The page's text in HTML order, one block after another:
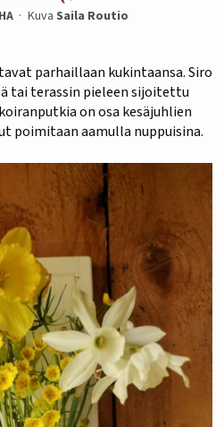
Kuva Saila Routio
tai terassin pieleen sijoitettu
on osa kesäjuhlien
poimitaan aamulla nuppuisina.